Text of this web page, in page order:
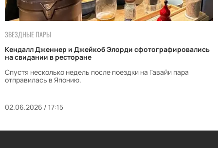
ЗВЕЗДНЫЕ ПАРЫ
Кендалл Дженнер и Джейкоб Элорди сфотографировались
на свидании в ресторане
Спустя несколько недель после поездки на Гавайи пара
отправилась в Японию.
02.06.2026 / 17:15